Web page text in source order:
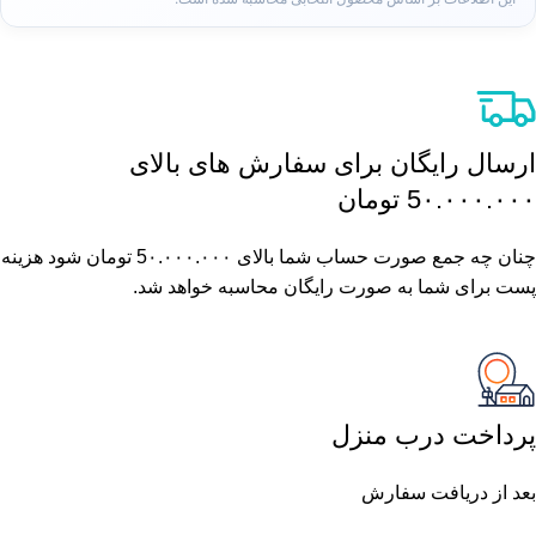
ارسال رایگان برای سفارش های بالای
5٠.٠٠٠.٠٠٠ تومان
چنان چه جمع صورت حساب شما بالای 5٠.٠٠٠.٠٠٠ تومان شود هزینه
پست برای شما به صورت رایگان محاسبه خواهد شد.
پرداخت درب منزل
بعد از دریافت سفارش